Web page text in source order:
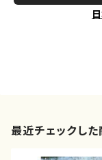
最近チェックした